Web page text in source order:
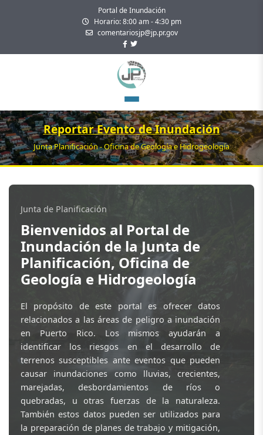
Portal de Inundación
Horario: 8:00 am - 4:30 pm
comentariosjp@jp.pr.gov
Reportar Evento de Inundación
Junta Planificación - Oficina de Geología e Hidrogeología
Junta de Planificación
Bienvenidos al Portal de
Inundación de la Junta de
Planificación, Oficina de
Geología e Hidrogeología
El propósito de este portal es ofrecer datos
relacionados a las áreas de peligro a inundación
en Puerto Rico. Los mismos ayudarán a
identificar los riesgos en el desarrollo de
terrenos susceptibles ante eventos que pueden
causar inundaciones como lluvias, crecientes,
marejadas, desbordamientos de ríos o
quebradas, u otras fuerzas de la naturaleza.
También estos datos pueden ser utilizados para
la preparación de planes de trabajo y mitigación,